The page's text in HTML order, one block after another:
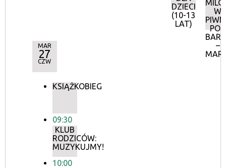
DZIECI
(10-13
LAT)
W
POD
–
MAR
27
CZW
KSIĄŻKOBIEG
09:30
KLUB
RODZICÓW:
MUZYKUJMY!
10:00